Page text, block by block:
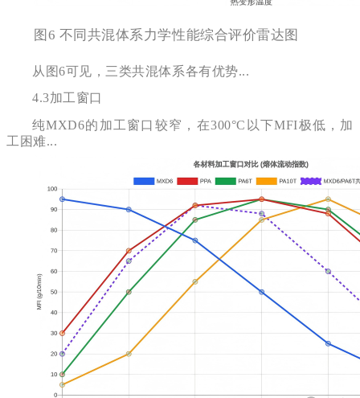
图6 不同共混体系力学性能综合评价雷达图
从图6可见，三类共混体系各有优势...
4.3加工窗口
纯MXD6的加工窗口较窄，在300°C以下MFI极低，加
工困难...